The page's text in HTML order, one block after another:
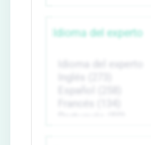
Idioma del experto